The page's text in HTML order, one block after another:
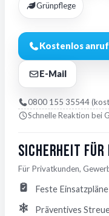
Grünpflege
Kostenlos
E-Mail
0800 155 35544
Schnelle Reaktion bei
Sicherheit für
Für Privatkunden,
Feste
Präventives